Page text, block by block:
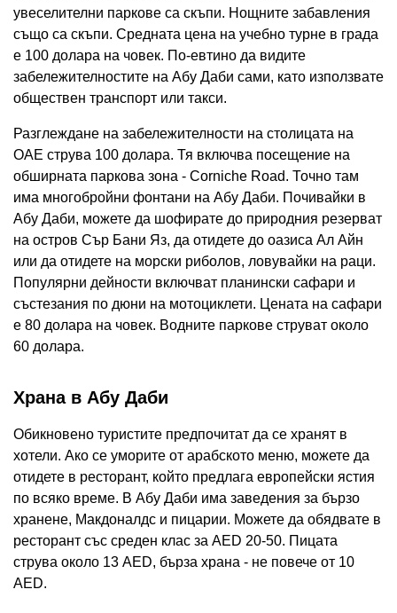
увеселителни паркове са скъпи. Нощните забавления
също са скъпи. Средната цена на учебно турне в града
е 100 долара на човек. По-евтино да видите
забележителностите на Абу Даби сами, като използвате
обществен транспорт или такси.
Разглеждане на забележителности на столицата на
ОАЕ струва 100 долара. Тя включва посещение на
обширната паркова зона - Corniche Road. Точно там
има многобройни фонтани на Абу Даби. Почивайки в
Абу Даби, можете да шофирате до природния резерват
на остров Сър Бани Яз, да отидете до оазиса Ал Айн
или да отидете на морски риболов, ловувайки на раци.
Популярни дейности включват планински сафари и
състезания по дюни на мотоциклети. Цената на сафари
е 80 долара на човек. Водните паркове струват около
60 долара.
Храна в Абу Даби
Обикновено туристите предпочитат да се хранят в
хотели. Ако се уморите от арабското меню, можете да
отидете в ресторант, който предлага европейски ястия
по всяко време. В Абу Даби има заведения за бързо
хранене, Макдоналдс и пицарии. Можете да обядвате в
ресторант със среден клас за AED 20-50. Пицата
струва около 13 AED, бърза храна - не повече от 10
AED.